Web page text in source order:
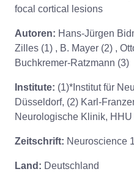
focal cortical lesions
Autoren: Hans-Jürgen
Zilles (1) , B. Mayer (2) ,
Buchkremer-Ratzmann (3)
Institute: (1)*Institut für
Düsseldorf, (2) Karl-
Neurologische Klinik,
Zeitschrift: Neuroscience
Land: Deutschland